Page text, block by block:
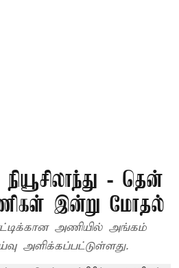
நியூசிலாந்து - தென்
இன்று மோதல்
அணியில் அங்கம்
அளிக்கப்பட்டுள்ளது.